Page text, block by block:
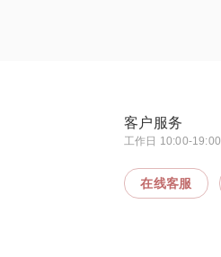
客户服务
工作日 10:00-19:00
在线客服